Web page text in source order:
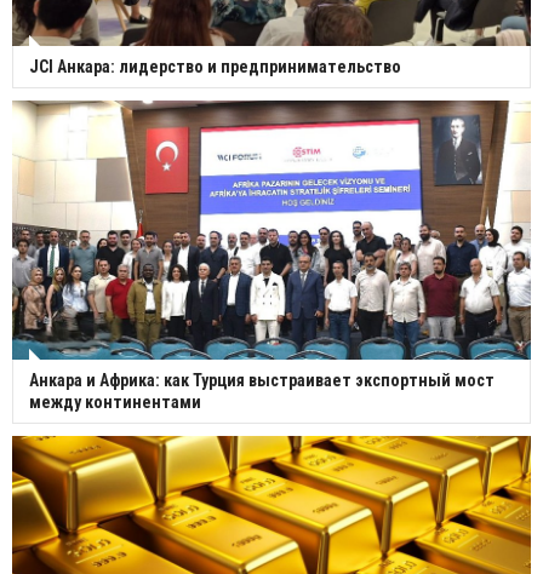
JCI Анкара: лидерство и предпринимательство
Анкара и Африка: как Турция выстраивает экспортный мост
между континентами